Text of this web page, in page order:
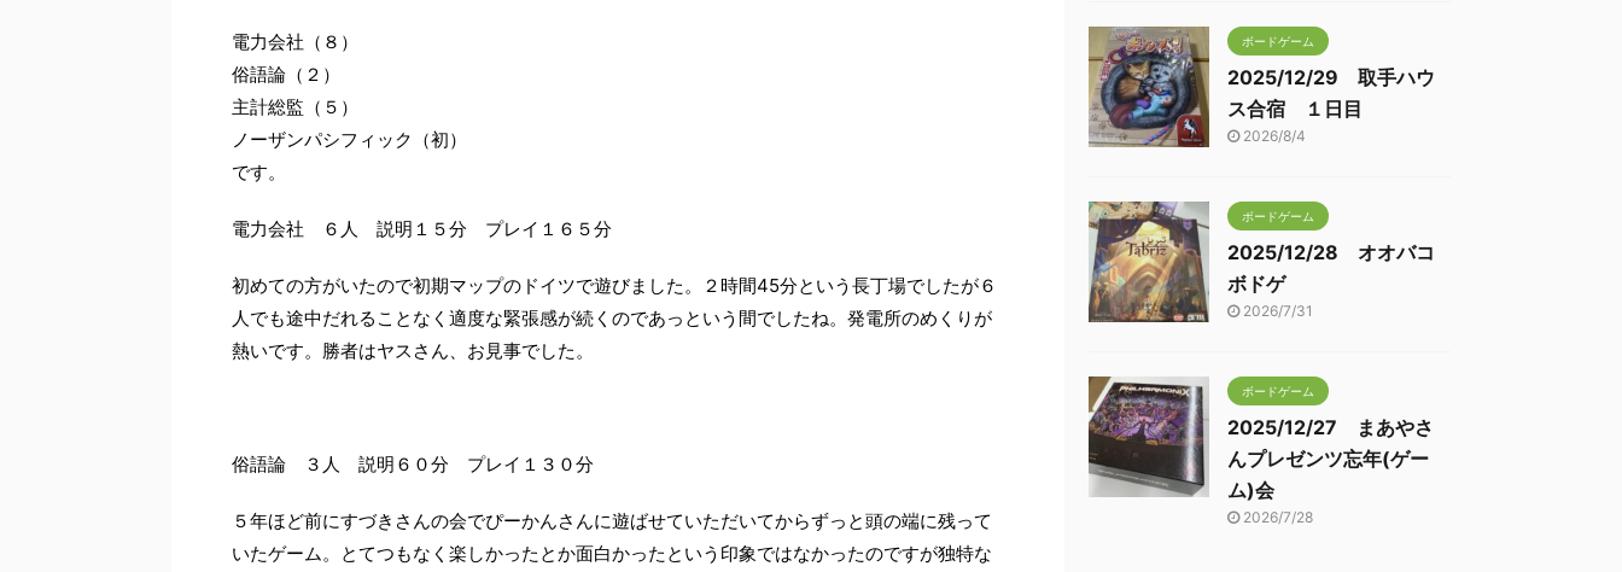
電力会社（８）
俗語論（２）
主計総監（５）
ノーザンパシフィック（初）
です。
電力会社 ６人 説明１５分 プレイ１６５分
初めての方がいたので初期マップのドイツで遊びました。２時間45分という長丁場でしたが６
人でも途中だれることなく適度な緊張感が続くのであっという間でしたね。発電所のめくりが
熱いです。勝者はヤスさん、お見事でした。
俗語論 ３人 説明６０分 プレイ１３０分
５年ほど前にすづきさんの会でぴーかんさんに遊ばせていただいてからずっと頭の端に残って
いたゲーム。とてつもなく楽しかったとか面白かったという印象ではなかったのですが独特な
ボードゲーム
2025/12/29 取手ハウ
ス合宿 １日目
2026/8/4
ボードゲーム
2025/12/28 オオバコ
ボドゲ
2026/7/31
ボードゲーム
2025/12/27 まあやさ
んプレゼンツ忘年(ゲー
ム)会
2026/7/28